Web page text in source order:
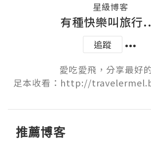
星級博客
有種快樂叫旅行
追蹤
愛吃愛飛，分享最好
足本收看：http://
推薦博客